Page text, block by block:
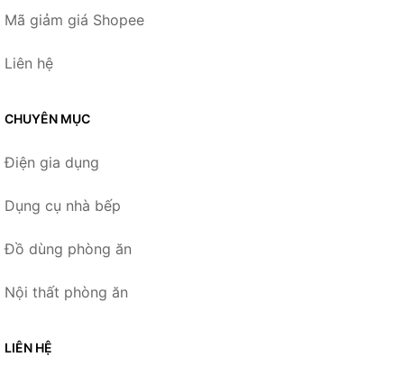
Mã giảm giá Shopee
Liên hệ
CHUYÊN MỤC
Điện gia dụng
Dụng cụ nhà bếp
Đồ dùng phòng ăn
Nội thất phòng ăn
LIÊN HỆ